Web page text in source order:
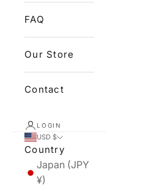
FAQ
Our Store
Contact
LOGIN
USD $
Country
Japan (JPY
¥)